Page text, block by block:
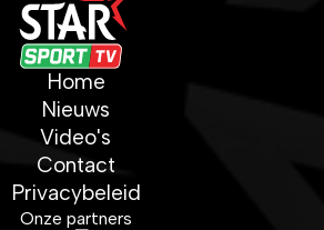
Home
Nieuws
Video's
Contact
Privacybeleid
Onze partners